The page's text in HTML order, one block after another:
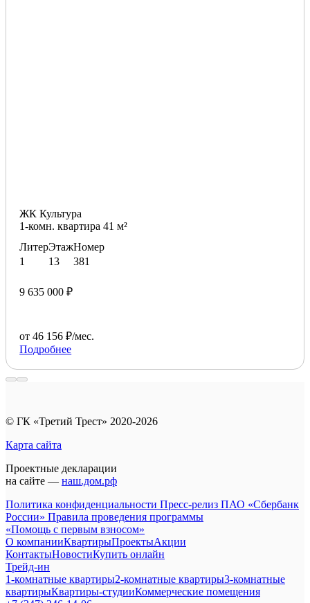
ЖК Культура
1-комн. квартира 41 м²
Литер
1
Этаж
13
Номер
381
9 635 000 ₽
от 46 156 ₽/мес.
Подробнее
© ГК «Третий Трест» 2020-2026
Карта сайта
Проектные декларации
на сайте — наш.дом.рф
Политика конфиденциальности Пресс-релиз ПАО «Сбербанк
России» Правила проведения программы
«Помощь с первым взносом»
О компанииКвартирыПроектыАкции
КонтактыНовостиКупить онлайн
Трейд-ин
1-комнатные квартиры2-комнатные квартиры3-комнатные
квартирыКвартиры-студииКоммерческие помещения